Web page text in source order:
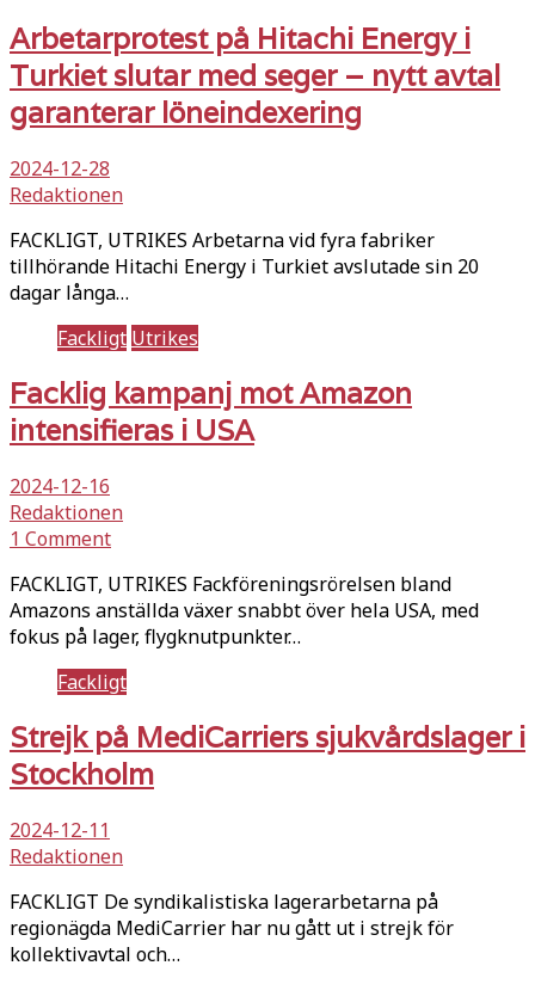
Arbetarprotest på Hitachi Energy i
Turkiet slutar med seger – nytt avtal
garanterar löneindexering
2024-12-28
Redaktionen
FACKLIGT, UTRIKES Arbetarna vid fyra fabriker
tillhörande Hitachi Energy i Turkiet avslutade sin 20
dagar långa…
Fackligt Utrikes
Facklig kampanj mot Amazon
intensifieras i USA
2024-12-16
Redaktionen
1 Comment
FACKLIGT, UTRIKES Fackföreningsrörelsen bland
Amazons anställda växer snabbt över hela USA, med
fokus på lager, flygknutpunkter…
Fackligt
Strejk på MediCarriers sjukvårdslager i
Stockholm
2024-12-11
Redaktionen
FACKLIGT De syndikalistiska lagerarbetarna på
regionägda MediCarrier har nu gått ut i strejk för
kollektivavtal och…